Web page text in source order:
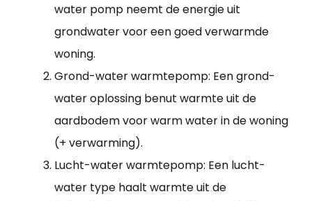
water pomp neemt de energie uit
grondwater voor een goed verwarmde
woning.
Grond-water warmtepomp: Een grond-
water oplossing benut warmte uit de
aardbodem voor warm water in de woning
(+ verwarming).
Lucht-water warmtepomp: Een lucht-
water type haalt warmte uit de